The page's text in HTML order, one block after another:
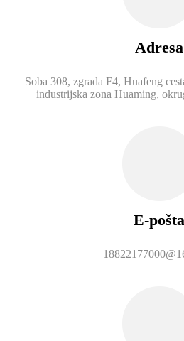
Adresa
Soba 308, zgrada F4, Huafeng
industrijska zona Huaming,
E-pošta